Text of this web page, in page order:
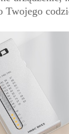
Twojego